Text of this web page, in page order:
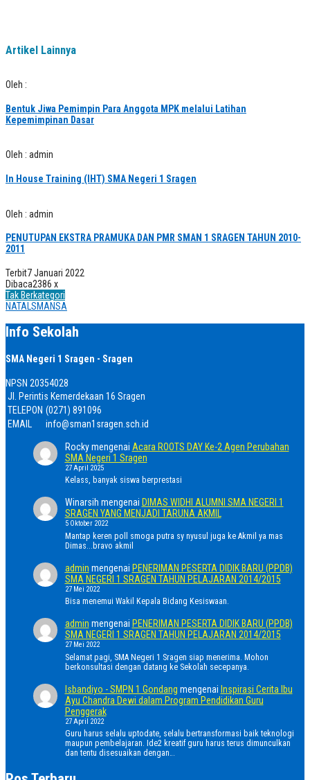
Artikel Lainnya
Oleh :
Bentuk Jiwa Pemimpin Para Anggota MPK melalui Latihan
Kepemimpinan Dasar
Oleh : admin
In House Training (IHT) SMA Negeri 1 Sragen
Oleh : admin
PENUTUPAN EKSTRA PRAMUKA DAN PMR SMAN 1 SRAGEN TAHUN 2010-
2011
Terbit7 Januari 2022
Dibaca2386 x
Tak Berkategori
NATALSMANSA
Info Sekolah
SMA Negeri 1 Sragen - Sragen
NPSN 20354028
Jl. Perintis Kemerdekaan 16 Sragen
TELEPON (0271) 891096
EMAIL
info@sman1sragen.sch.id
Rockymengenai Acara ROOTS DAY Ke-2 Agen Perubahan
SMA Negeri 1 Sragen
27 April 2025
Kelass, banyak siswa berprestasi
Winarsih mengenai DIMAS WIDHI ALUMNI SMA NEGERI 1
SRAGEN YANG MENJADI TARUNA AKMIL
5 Oktober 2022
Mantap keren poll smoga putra sy nyusul juga ke Akmil ya mas
Dimas...bravo akmil
admin mengenai PENERIMAN PESERTA DIDIK BARU (PPDB)
SMA NEGERI 1 SRAGEN TAHUN PELAJARAN 2014/2015
27 Mei 2022
Bisa menemui Wakil Kepala Bidang Kesiswaan.
admin mengenai PENERIMAN PESERTA DIDIK BARU (PPDB)
SMA NEGERI 1 SRAGEN TAHUN PELAJARAN 2014/2015
27 Mei 2022
Selamat pagi, SMA Negeri 1 Sragen siap menerima. Mohon
berkonsultasi dengan datang ke Sekolah secepanya.
Isbandiyo - SMPN 1 Gondang mengenai Inspirasi Cerita Ibu
Ayu Chandra Dewi dalam Program Pendidikan Guru
Penggerak
27 April 2022
Guru harus selalu uptodate, selalu bertransformasi baik teknologi
maupun pembelajaran. Ide2 kreatif guru harus terus dimunculkan
dan tentu disesuaikan dengan…